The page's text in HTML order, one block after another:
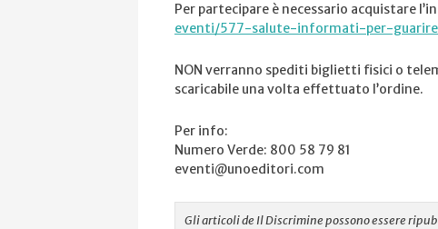
Per partecipare è necessario acquistare
eventi/577-salute-informati-per-gu
NON verranno spediti biglietti fisici o
scaricabile una volta effettuato l’ordine.
Per info:
Numero Verde: 800 58 79 81
eventi@unoeditori.com
Gli articoli de Il Discrimine possono essere